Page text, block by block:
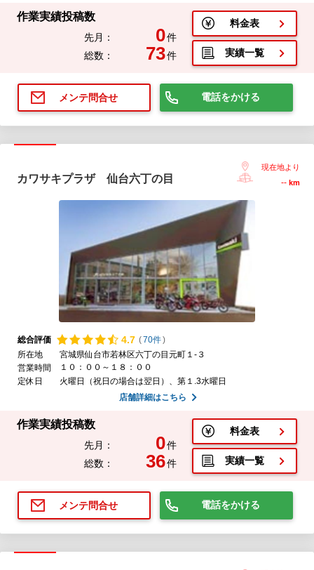
作業実績投稿数
先月： 0件
総数：
73件
料金表
実績一覧
メンテ問合せ 電話をかける
カワサキプラザ 仙台六丁の目
現在地より
-- km
総合評価 4.7 (70件)
所在地
宮城県仙台市若林区六丁の目元町１-３
営業時間
１０：００～１８：００
定休日
火曜日（祝日の場合は翌日）、第１.3水曜日
店舗詳細はこちら
作業実績投稿数
先月： 0件
総数：
36件
料金表
実績一覧
メンテ問合せ 電話をかける